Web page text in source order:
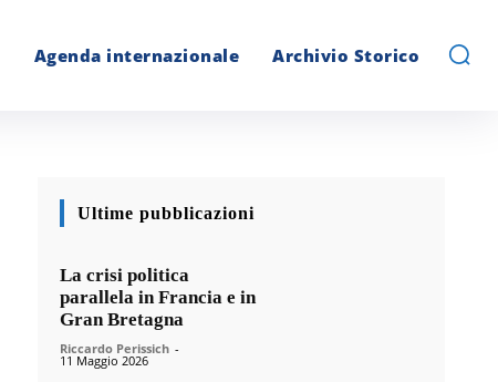
Agenda internazionale Archivio Storico
Ultime pubblicazioni
La crisi politica
parallela in Francia e in
Gran Bretagna
Riccardo Perissich -
11 Maggio 2026